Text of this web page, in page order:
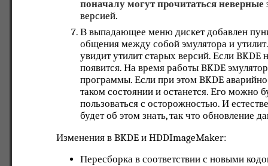
поначалу могут прочитаться неверные
версией.
В выпадающее меню дискет добавлен
общения между собой эмулятора и
увидит утилит старых версий. Если
появится. На время работы BKDE
программы. Если при этом BKDE аварийно
таком состоянии и останется. Его можно
пользоваться с осторожностью. И
будет об этом знать, так что обновление
Изменения в BKDE и HDDImageMaker:
Пересборка в соответствии с новыми